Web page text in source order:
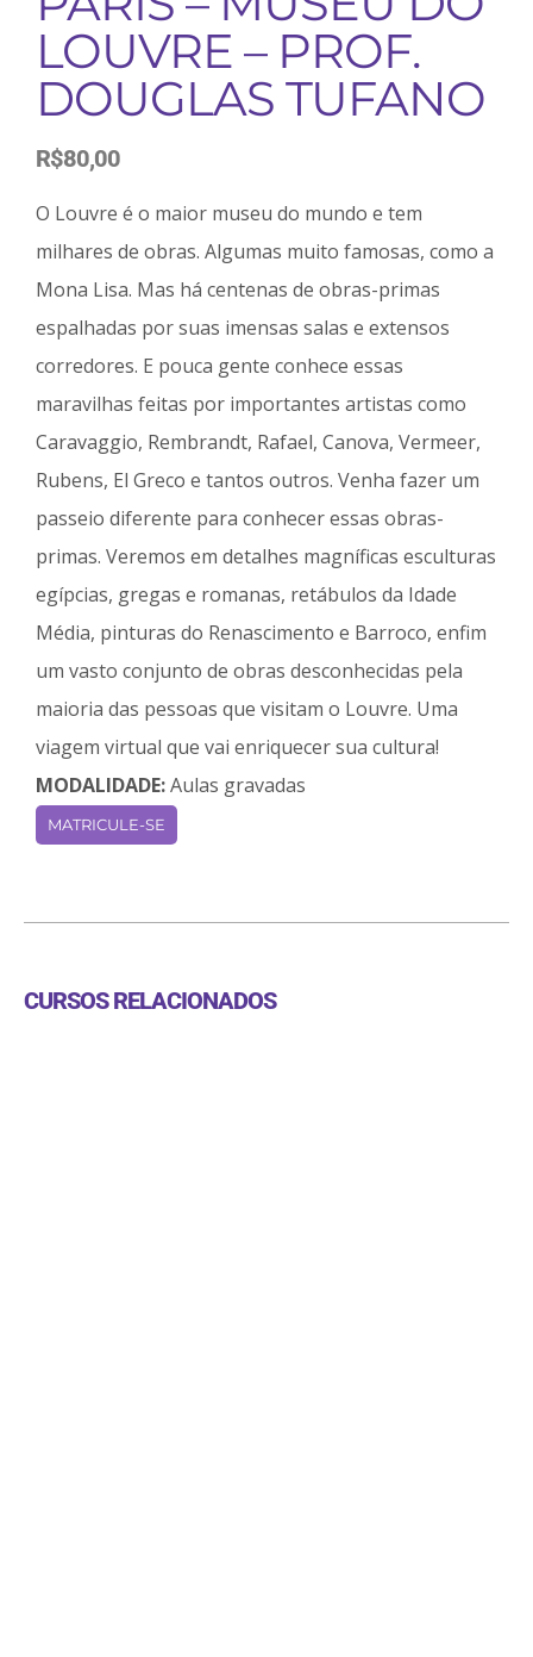
LOUVRE – PROF.
DOUGLAS TUFANO
R$80,00
O Louvre é o maior museu do mundo e tem
milhares de obras. Algumas muito famosas, como a
Mona Lisa. Mas há centenas de obras-primas
espalhadas por suas imensas salas e extensos
corredores. E pouca gente conhece essas
maravilhas feitas por importantes artistas como
Caravaggio, Rembrandt, Rafael, Canova, Vermeer,
Rubens, El Greco e tantos outros. Venha fazer um
passeio diferente para conhecer essas obras-
primas. Veremos em detalhes magníficas esculturas
egípcias, gregas e romanas, retábulos da Idade
Média, pinturas do Renascimento e Barroco, enfim
um vasto conjunto de obras desconhecidas pela
maioria das pessoas que visitam o Louvre. Uma
viagem virtual que vai enriquecer sua cultura!
MODALIDADE:Aulas gravadas
MATRICULE-SE
CURSOS RELACIONADOS